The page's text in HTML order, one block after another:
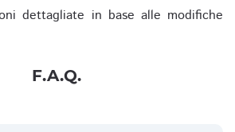
dettagliate in base alle modifiche
F.A.Q.